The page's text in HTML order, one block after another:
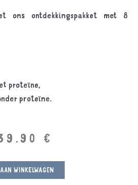
ons ontdekkingspakket met 8
proteïne,
proteïne.
€
WINKELWAGEN